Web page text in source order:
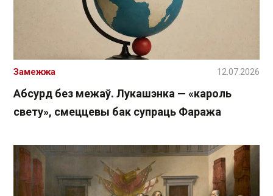
Абсурд без межаў. Лукашэнка — «кароль
свету», смеццевы бак супраць Фаража
Замежжа 12.07.2026